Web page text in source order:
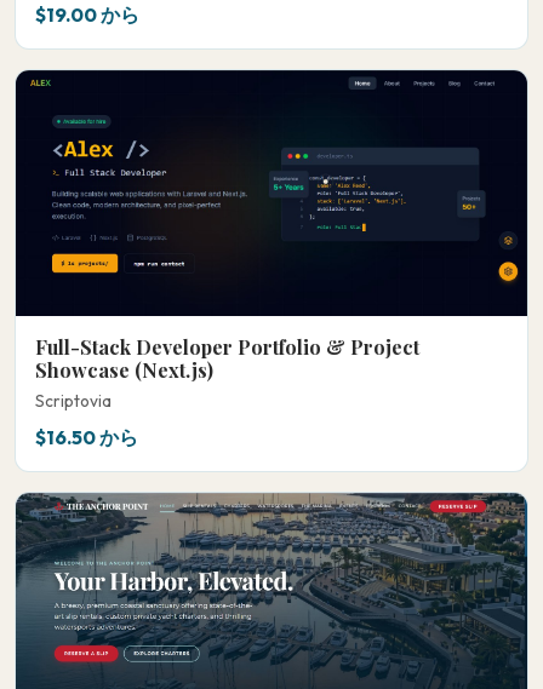
$19.00 から
Full-Stack Developer Portfolio & Project
Showcase (Next.js)
Scriptovia
$16.50 から